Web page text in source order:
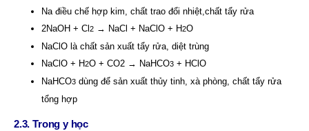
Na điều chế hợp kim, chất trao đổi nhiệt,chất tẩy rửa
2NaOH + Cl 2 → NaCl + NaClO + H2O
NaClO là chất sản xuất tẩy rửa, diệt trùng
NaClO + H2O + CO2 → NaHCO3 + HClO
NaHCO3 dùng để sản xuất thủy tinh, xà phòng, chất tẩy rửa
tổng hợp
2.3. Trong y học